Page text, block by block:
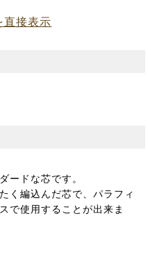
直接表示
ードな芯です。
く編込んだ芯で、パラフィ
で使用することが出来ま